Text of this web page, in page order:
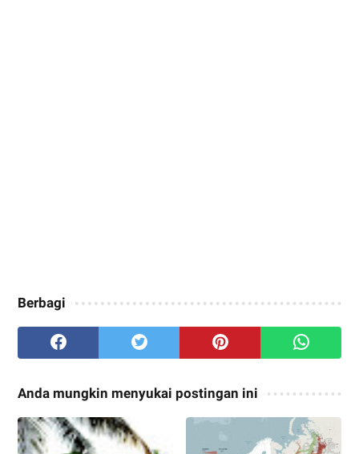
Berbagi
Anda mungkin menyukai postingan ini